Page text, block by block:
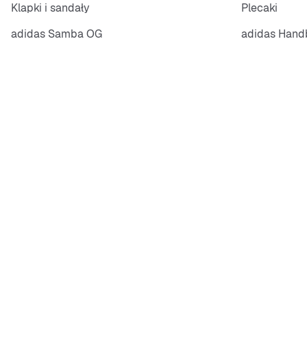
Klapki i sandały
Plecaki
adidas Samba OG
adidas